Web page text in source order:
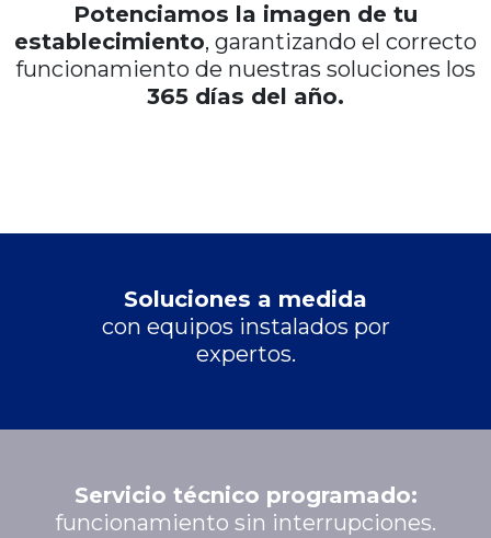
Potenciamos la imagen de tu
establecimiento, garantizando el correcto
funcionamiento de nuestras soluciones los
365 días del año.
Soluciones a medida
con equipos instalados por
expertos.
Servicio técnico programado:
funcionamiento sin interrupciones.